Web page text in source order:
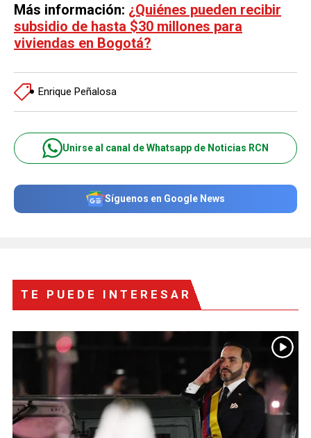
Más información: ¿Quiénes pueden recibir
subsidio de hasta $30 millones para
viviendas en Bogotá?
Enrique Peñalosa
Unirse al canal de Whatsapp de Noticias RCN
Síguenos en Google News
TE PUEDE INTERESAR